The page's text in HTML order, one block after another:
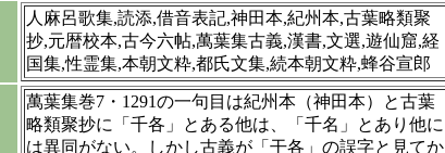
人麻呂歌集,読添,借音表記,神田本,紀州本,古葉略類聚
抄,元暦校本,古今六帖,萬葉集古義,漢書,文選,遊仙窟,経
国集,性霊集,本朝文粋,都氏文集,続本朝文粋,蜂谷宣郎
萬葉集巻7・1291の一句目は紀州本（神田本）と古葉
略類聚抄に「千各」とある他は、「千名」とあり他に
は異同がない。しかし古義が「干各」の誤字と見てか